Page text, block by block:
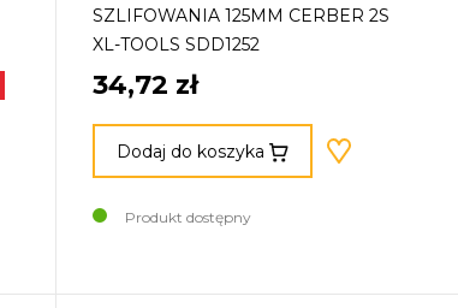
SZLIFOWANIA 125MM CERBER 2S
XL-TOOLS SDD1252
34,72 zł
Dodaj do koszyka
Produkt dostępny